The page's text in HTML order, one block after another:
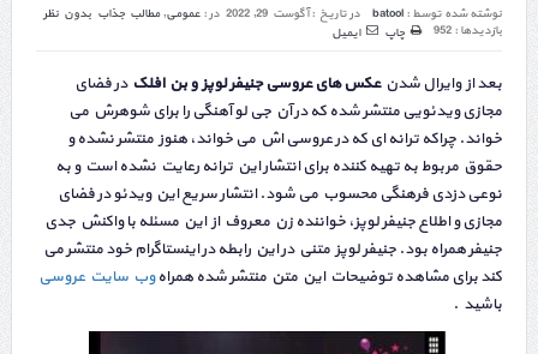
نوشته شده توسط : batool در تاریخ :آگوست 29, 2022 در : عمومی,مطالب جذاب بدون نظر
بازدیدها : 952
چاپ ایمیل
بعد از وایرال شدنعکس های عروسی جنیفر لوپز و بن افلک در فضای
مجازی ویدئویی منتشر شده که در آن جی لو آهنگی را برای شوهرش می
خواند. چراکه ترانه ای که در عروسی اش می خواند، هنوز منتشر نشده و
حقوق مربوط به تهیه کننده برای انتشار این ترانه رعایت نشده است و به
نوعی دزدی فرهنگی محسوب می شود. انتشار سریع این ویدئو در فضای
مجازی و اطلاع جنیفر لوپز، خواننده زن معروف از این مسئله با واکنش جدی
جنیفر همراه بود. جنیفر لوپز متنی در این رابطه در اینستاگرام خود منتشر می
کند برای مشاهده توضیحات این متن منتشر شده همراهوب سایت عروسی
باشید .